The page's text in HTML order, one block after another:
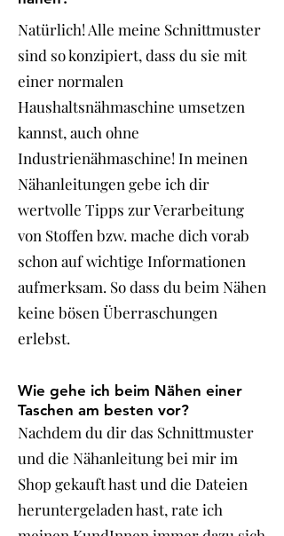
Natürlich! Alle meine Schnittmuster
sind so konzipiert, dass du sie mit
einer normalen
Haushaltsnähmaschine umsetzen
kannst, auch ohne
Industrienähmaschine! In meinen
Nähanleitungen gebe ich dir
wertvolle Tipps zur Verarbeitung
von Stoffen bzw. mache dich vorab
schon auf wichtige Informationen
aufmerksam. So dass du beim Nähen
keine bösen Überraschungen
erlebst.
Wie gehe ich beim Nähen einer
Taschen am besten vor?
Nachdem du dir das Schnittmuster
und die Nähanleitung bei mir im
Shop gekauft hast und die Dateien
heruntergeladen hast, rate ich